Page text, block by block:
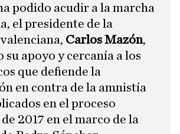
podido acudir a la marcha
el presidente de la
Carlos Mazón,
su apoyo y cercanía a los
que defiende la
en contra de la amnistía
en el proceso
2017 en el marco de la